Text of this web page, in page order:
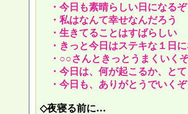
・今日も素晴らしい日になるぞ
・私はなんて幸せなんだろう
・生きてることはすばらしい
・きっと今日はステキな１日
・○○さんときっとうまくいく
・今日は、何が起こるか、と
・今日も、ありがとうでいくぞ
◇夜寝る前に…